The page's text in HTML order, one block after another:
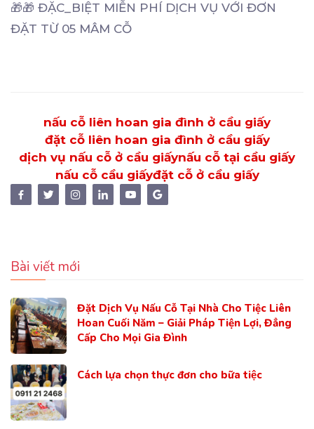
🎁🎁 ĐẶC_BIỆT MIỄN PHÍ DỊCH VỤ VỚI ĐƠN
ĐẶT TỪ 05 MÂM CỖ
nấu cỗ liên hoan gia đình ở cầu giấy
đặt cỗ liên hoan gia đình ở cầu giấy
dịch vụ nấu cỗ ở cầu giấynấu cỗ tại cầu giấy
nấu cỗ cầu giấyđặt cỗ ở cầu giấy
Bài viết mới
Đặt Dịch Vụ Nấu Cỗ Tại Nhà Cho Tiệc Liên
Hoan Cuối Năm – Giải Pháp Tiện Lợi, Đẳng
Cấp Cho Mọi Gia Đình
Cách lựa chọn thực đơn cho bữa tiệc